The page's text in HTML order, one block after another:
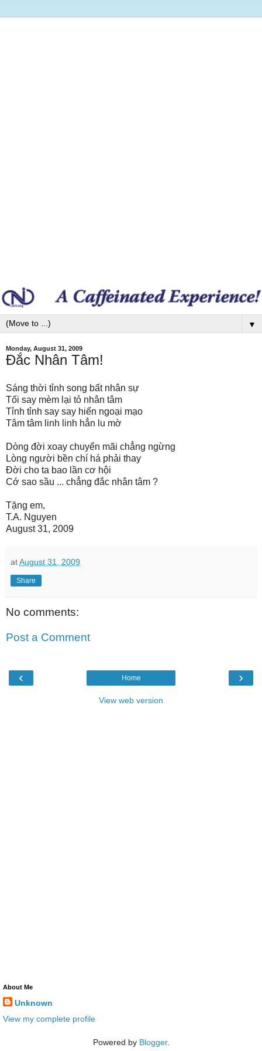
▼
Monday, August 31, 2009
Đắc Nhân Tâm!
Sáng thời tỉnh song bất nhân sự
Tối say mèm lại tỏ nhân tâm
Tỉnh tỉnh say say hiển ngoại mạo
Tâm tâm linh linh hẳn lu mờ
Dòng đời xoay chuyển mãi chẳng ngừng
Lòng người bền chí há phải thay
Đời cho ta bao lần cơ hội
Cớ sao sầu ... chẳng đắc nhân tâm ?
Tặng em,
T.A. Nguyen
August 31, 2009
atAugust 31, 2009
Share
No comments:
Post a Comment
‹ ›
Home
View web version
About Me
Unknown
View my complete profile
Powered by Blogger.